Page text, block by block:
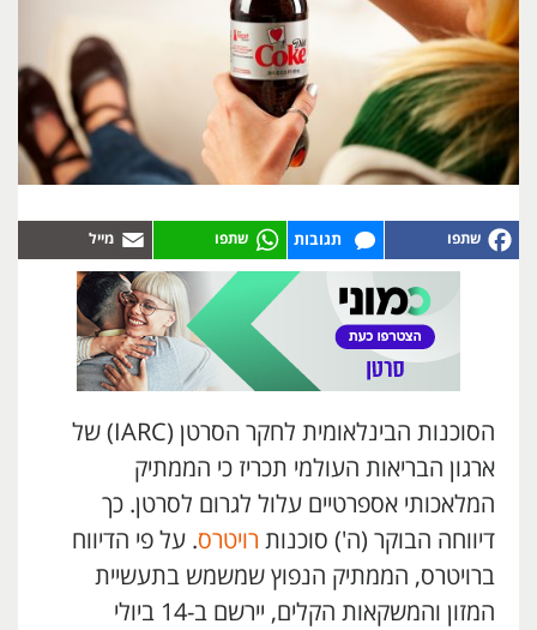
תגובות
הסוכנות הבינלאומית לחקר הסרטן (IARC) של
ארגון הבריאות העולמי תכריז כי הממתיק
המלאכותי אספרטיים עלול לגרום לסרטן. כך
דיווחה הבוקר (ה') סוכנות רויטרס. על פי הדיווח
ברויטרס, הממתיק הנפוץ שמשמש בתעשיית
המזון והמשקאות הקלים, יירשם ב-14 ביולי